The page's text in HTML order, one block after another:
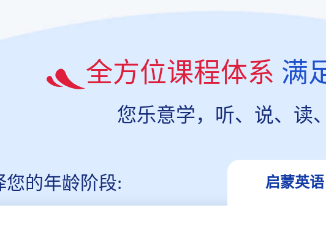
全方位课程体系 满
您乐意学，听、说、读
您的年龄阶段: 启蒙英语